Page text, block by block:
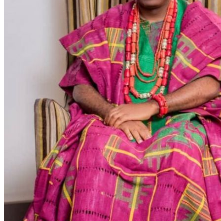
YouTube
L’association
Nos partenaires
LE DÉBAT
Débat – Entrepreneuriat en Afrique de l’Ouest
Afrique de l’Ouest – États Unis d’Amérique
Changement climatique 2022
Les relations entre l’Afrique de l’Ouest et l’Europe
Enseignement supérieur 2021